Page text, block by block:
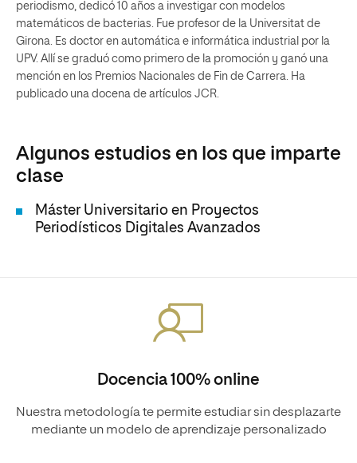
periodismo, dedicó 10 años a investigar con modelos
matemáticos de bacterias. Fue profesor de la Universitat de
Girona. Es doctor en automática e informática industrial por la
UPV. Allí se graduó como primero de la promoción y ganó una
mención en los Premios Nacionales de Fin de Carrera. Ha
publicado una docena de artículos JCR.
Algunos estudios en los que imparte
clase
Máster Universitario en Proyectos
Periodísticos Digitales Avanzados
Docencia 100% online
Nuestra metodología te permite estudiar sin desplazarte
mediante un modelo de aprendizaje personalizado